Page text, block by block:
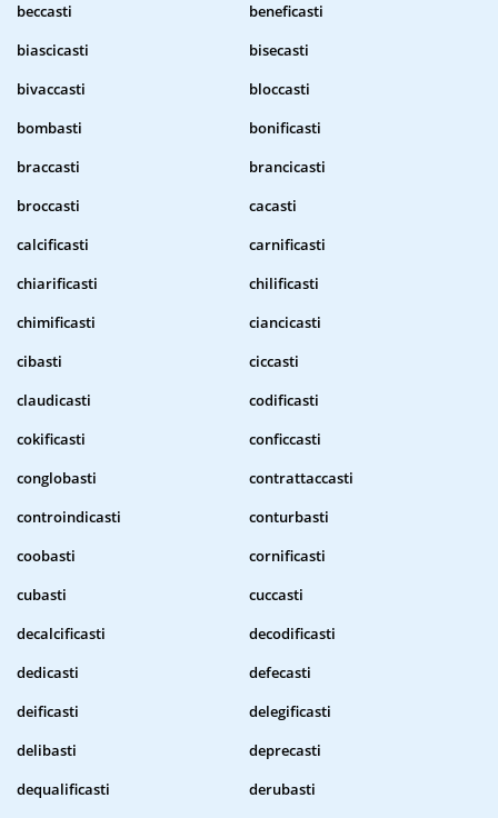
beccasti
beneficasti
biascicasti
bisecasti
bivaccasti
bloccasti
bombasti
bonificasti
braccasti
brancicasti
broccasti
cacasti
calcificasti
carnificasti
chiarificasti
chilificasti
chimificasti
ciancicasti
cibasti
ciccasti
claudicasti
codificasti
cokificasti
conficcasti
conglobasti
contrattaccasti
controindicasti
conturbasti
coobasti
cornificasti
cubasti
cuccasti
decalcificasti
decodificasti
dedicasti
defecasti
deificasti
delegificasti
delibasti
deprecasti
dequalificasti
derubasti